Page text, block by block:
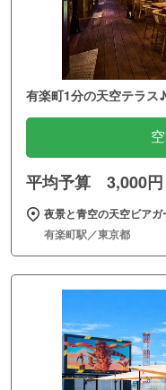
有楽町1分の天空テラス
平均予算 3,000円
夜景と青空の天空ビア
有楽町駅／東京都